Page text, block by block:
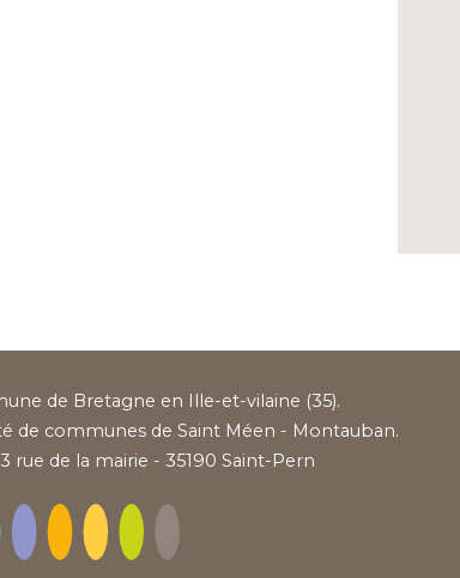
de Bretagne en Ille-et-vilaine (35).
de communes de Saint Méen - Montauban.
rue de la mairie - 35190 Saint-Pern